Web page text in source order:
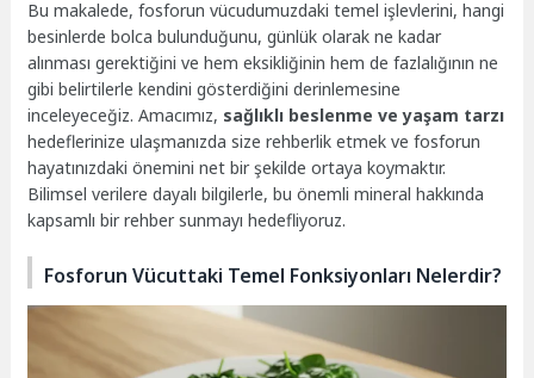
Bu makalede, fosforun vücudumuzdaki temel işlevlerini, hangi
besinlerde bolca bulunduğunu, günlük olarak ne kadar
alınması gerektiğini ve hem eksikliğinin hem de fazlalığının ne
gibi belirtilerle kendini gösterdiğini derinlemesine
inceleyeceğiz. Amacımız, sağlıklı beslenme ve yaşam tarzı
hedeflerinize ulaşmanızda size rehberlik etmek ve fosforun
hayatınızdaki önemini net bir şekilde ortaya koymaktır.
Bilimsel verilere dayalı bilgilerle, bu önemli mineral hakkında
kapsamlı bir rehber sunmayı hedefliyoruz.
Fosforun Vücuttaki Temel Fonksiyonları Nelerdir?